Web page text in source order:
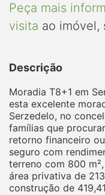
Peça mais
visita ao imóvel,
Descrição
Moradia T8+1 em
esta excelente
Serzedelo, no
famílias que
retorno financeiro
seguro com
terreno com 800
área privativa de
construção de